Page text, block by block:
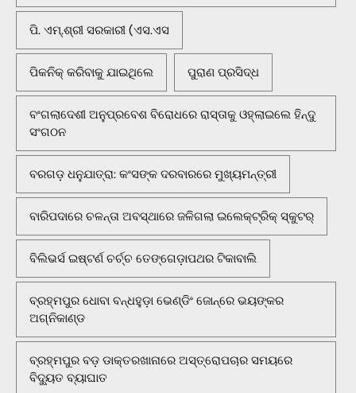
ପି. ଏମ୍.ଶ୍ରୀ ସରକାରୀ (ଏସ.ଏସ
ପିକନିକ୍‌ କରିବାକୁ ଯାଇଥିଲେ ପୁରାଣ ପ୍ରସିଦ୍ଧ
ବଂଗଲାଦେଶୀ ଅନୁପ୍ରବେଶ ବିରୋଧରେ ରାସ୍ତାକୁ ଓହ୍ଲାଇଲେ ହିନ୍ଦୁ
ସଂଗଠନ
ବରଗଡ଼ ଧନୁଯାତ୍ରା: କଂସଙ୍କ ଦରବାରରେ ମୁଖ୍ୟମନ୍ତ୍ରୀ
ବାରିପଦାରେ ଚଳନ୍ତା ଅବସ୍ଥାରେ ଜଳିଗଲା ଇଲେକ୍ଟ୍ରିକ୍ ସ୍କୁଟର୍
ବିଲିଭର୍ସ ଇଷ୍ଟର୍ଣ ଚର୍ଚ୍ଚ ତେଙ୍ଗେଡ଼ାପଥର ଟିକାବାଲି
ବ୍ରହ୍ମପୁର ଧୋବା ବନ୍ଧହୁଡ଼ା ଭେଣ୍ଡିଂ ଜୋନ୍‌ରେ ଭୟଙ୍କର
ଅଗ୍ନିକାଣ୍ଡ
ବ୍ରହ୍ମପୁର ବଡ଼ ଡାକ୍ତରଖାନାରେ ଅସ୍ତ୍ରୋପଚାର ସମୟରେ
ବିଦ୍ୟୁତ ବ୍ୟାଘାତ